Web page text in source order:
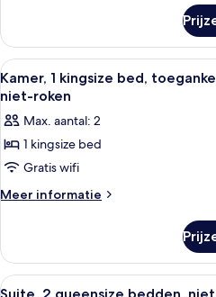
1
kingsize
bed,
balkon,
zee
Alle
foto's
Kamer,
1
kingsize
bed,
mindervaliden,
niet-
3
Kamer, 1 kingsize bed,
niet-roken
Max. aantal: 2
1 kingsize bed
Gratis wifi
Meer informatie
Meer
1
kingsize
bed,
Alle11
Suite, 2 queensize bedden,